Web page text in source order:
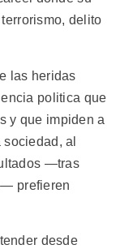
delito
las heridas
politica que
y que impiden a
al
—tras
prefieren
desde